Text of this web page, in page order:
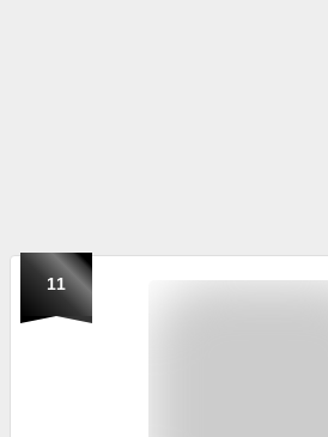
11